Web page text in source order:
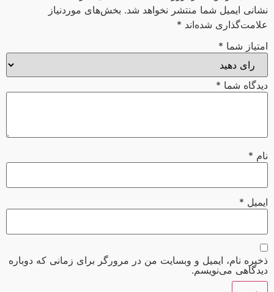
نشانی ایمیل شما منتشر نخواهد شد. بخش‌های موردنیاز
علامت‌گذاری شده‌اند *
امتیاز شما *
دیدگاه شما *
نام *
ایمیل *
ذخیره نام، ایمیل و وبسایت من در مرورگر برای زمانی که دوباره
دیدگاهی می‌نویسم.